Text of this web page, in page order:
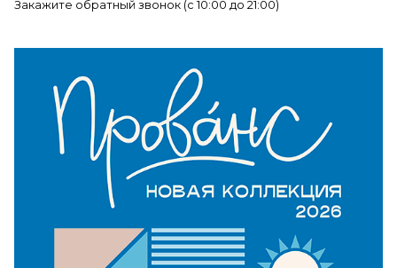
Закажите обратный звонок (c 10:00 до 21:00)